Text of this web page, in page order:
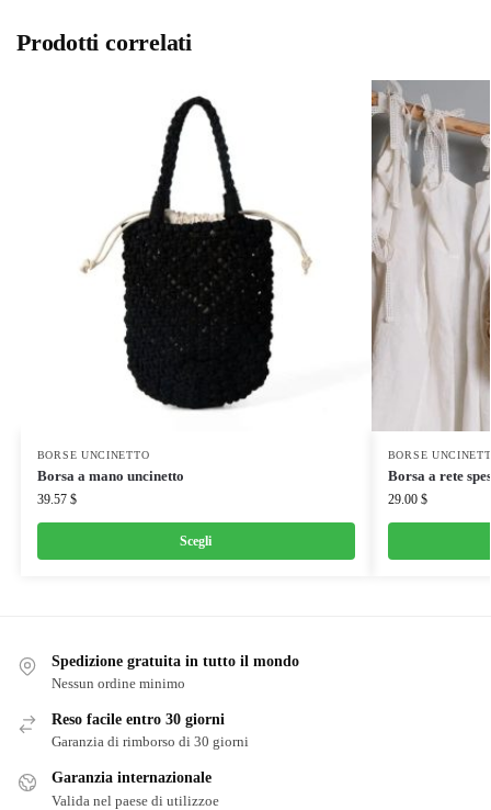
Prodotti correlati
BORSE UNCINETTO
Borsa a mano uncinetto
39.57 $
Scegli
BORSE
Borsa a rete
29.00 $
Spedizione gratuita in tutto il mondo
Nessun ordine minimo
Reso facile entro 30 giorni
Garanzia di rimborso di 30 giorni
Garanzia internazionale
Valida nel paese di utilizzoe